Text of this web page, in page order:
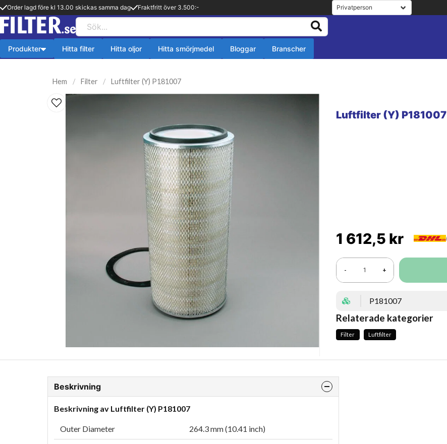
Order lagd före kl 13.00 skickas samma dag Fraktfritt över 3.500:-
Produkter
Payback 2 taktsolja
Motorolja lätta fordon
Motorolja tunga fordon
Hitta filter Hitta oljor Hitta smörjmedel Bloggar Branscher
Hem Filter Luftfilter (Y) P181007
Luftfilter (Y) P181007
1 612,5 kr
- +
P181007
Relaterade kategorier
Filter Luftfilter
Beskrivning
Beskrivning av Luftfilter (Y) P181007
Outer Diameter 264.3 mm (10.41 inch)